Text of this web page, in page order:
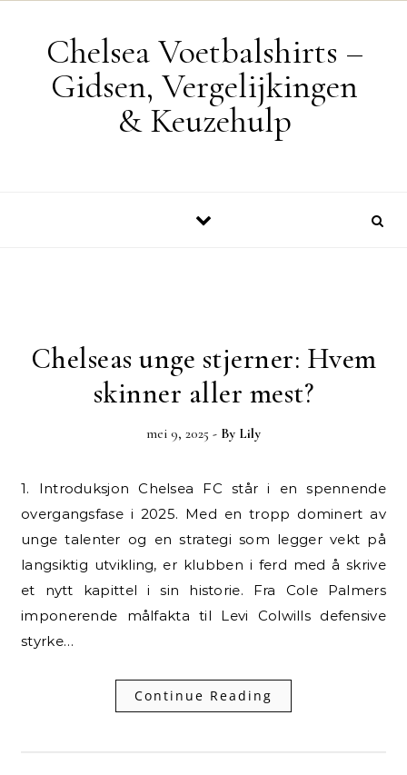
Chelsea Voetbalshirts –
Gidsen, Vergelijkingen
& Keuzehulp
Chelseas unge stjerner: Hvem
skinner aller mest?
mei 9, 2025 - By Lily
1. Introduksjon Chelsea FC står i en spennende
overgangsfase i 2025. Med en tropp dominert av
unge talenter og en strategi som legger vekt på
langsiktig utvikling, er klubben i ferd med å skrive
et nytt kapittel i sin historie. Fra Cole Palmers
imponerende målfakta til Levi Colwills defensive
styrke…
Continue Reading